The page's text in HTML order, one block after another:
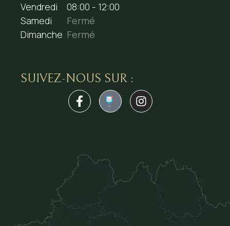
Vendredi
08:00 - 12:00
Samedi
Fermé
Dimanche Fermé
SUIVEZ-NOUS SUR :
1